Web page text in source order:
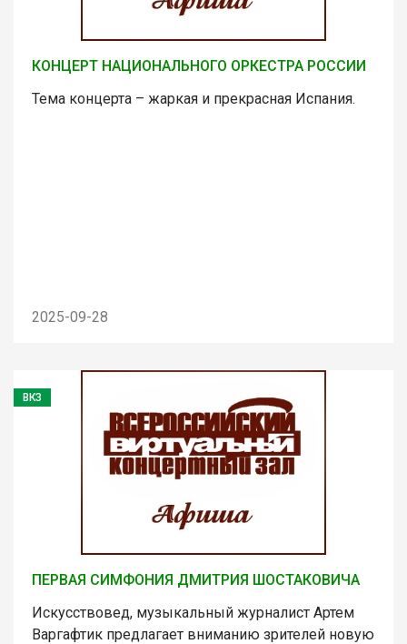
КОНЦЕРТ НАЦИОНАЛЬНОГО ОРКЕСТРА РОССИИ
Тема концерта – жаркая и прекрасная Испания.
2025-09-28
ВКЗ
ПЕРВАЯ СИМФОНИЯ ДМИТРИЯ ШОСТАКОВИЧА
Искусствовед, музыкальный журналист Артем
Варгафтик предлагает вниманию зрителей новую